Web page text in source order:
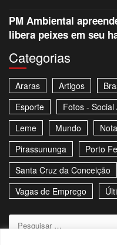
PM Ambiental
libera peixes em seu
Categorias
Araras Artigos
Esporte
Fotos - Social
Leme
Mundo
Pirassununga
Porto
Santa Cruz da Conceição
Vagas de Emprego
Pesquisar